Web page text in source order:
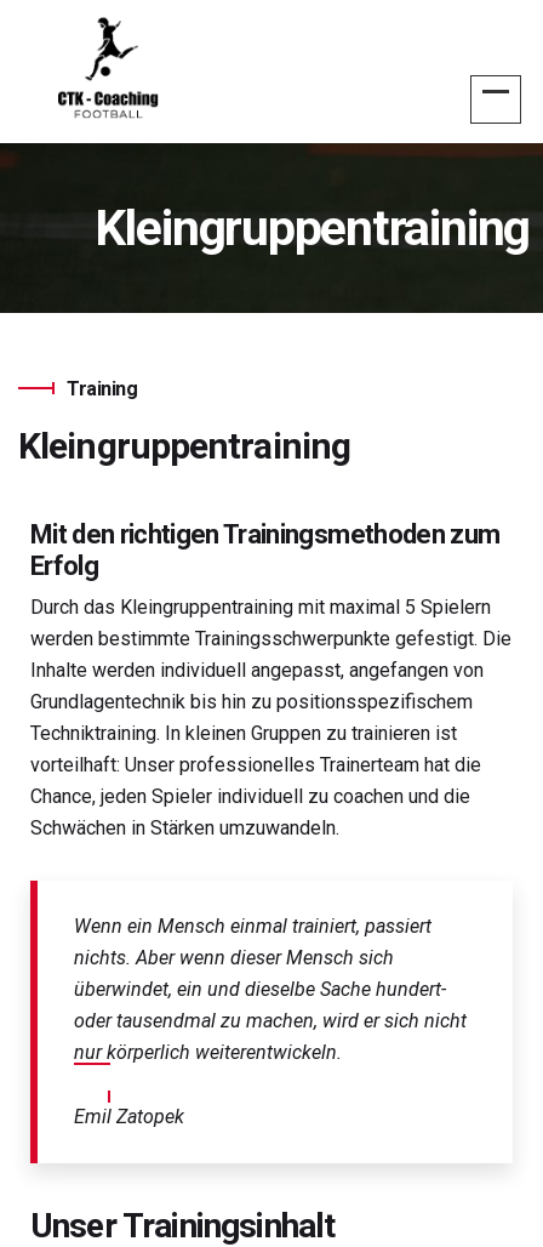
Kleingruppentraining
Training
Kleingruppentraining
Mit den richtigen Trainingsmethoden zum
Erfolg
Durch das Kleingruppentraining mit maximal 5 Spielern
werden bestimmte Trainingsschwerpunkte gefestigt. Die
Inhalte werden individuell angepasst, angefangen von
Grundlagentechnik bis hin zu positionsspezifischem
Techniktraining. In kleinen Gruppen zu trainieren ist
vorteilhaft: Unser professionelles Trainerteam hat die
Chance, jeden Spieler individuell zu coachen und die
Schwächen in Stärken umzuwandeln.
Wenn ein Mensch einmal trainiert, passiert
nichts. Aber wenn dieser Mensch sich
überwindet, ein und dieselbe Sache hundert-
oder tausendmal zu machen, wird er sich nicht
nur körperlich weiterentwickeln.
Emil Zatopek
Unser Trainingsinhalt